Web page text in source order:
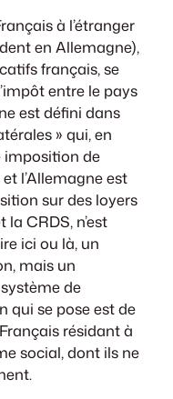
à l’étranger
en Allemagne),
français, se
entre le pays
est défini dans
» qui, en
imposition de
l’Allemagne est
sur des loyers
CRDS, n’est
ici ou là, un
mais un
de
qui se pose est de
résidant à
social, dont ils ne